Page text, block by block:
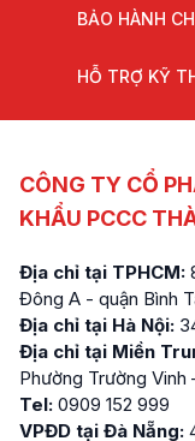
BẢO HÀNH
HỖ TRỢ KỸ
CÔNG TY CỔ
KHẨU PCCC
Địa chỉ tại TPHCM:
Đông A - quận Bình
Địa chỉ tại Hà Nội:
Địa chỉ tại Miền
Phường Trường Vinh
Tel: 0909 152 999
VPĐD tại Đà Nẵng: